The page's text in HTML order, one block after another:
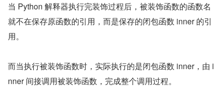
当 Python 解释器执行完装饰过程后，被装饰函数的函数名
就不在保存原函数的引用，而是保存的闭包函数 inner 的引
用。
而当执行被装饰函数时，实际执行的是闭包函数 inner，由 i
nner 间接调用被装饰函数，完成整个调用过程。